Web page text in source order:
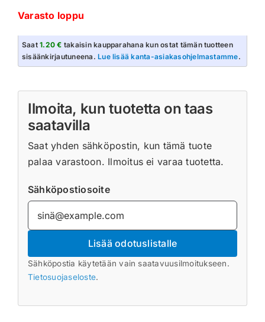
Varasto loppu
Saat1.20 € takaisin kaupparahana kun ostat tämän tuotteen
sisäänkirjautuneena.Lue lisää kanta-asiakasohjelmastamme.
Ilmoita, kun tuotetta on taas
saatavilla
Saat yhden sähköpostin, kun tämä tuote
palaa varastoon. Ilmoitus ei varaa tuotetta.
Sähköpostiosoite
Lisää odotuslistalle
Sähköpostia käytetään vain saatavuusilmoitukseen.
Tietosuojaseloste.